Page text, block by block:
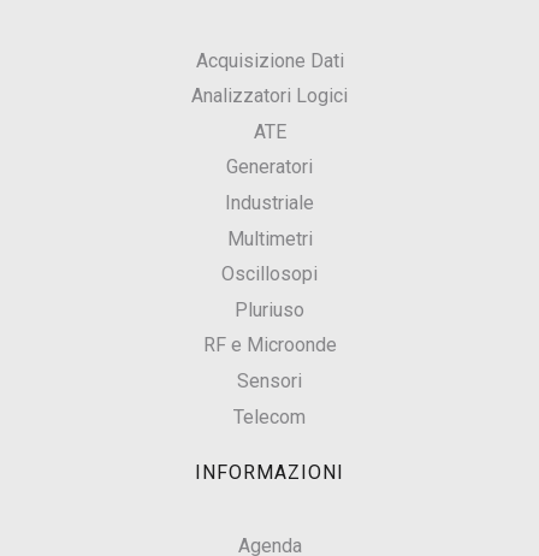
Acquisizione Dati
Analizzatori Logici
ATE
Generatori
Industriale
Multimetri
Oscillosopi
Pluriuso
RF e Microonde
Sensori
Telecom
INFORMAZIONI
Agenda